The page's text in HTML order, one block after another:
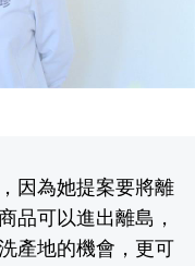
因為她提案要將離
品可以進出離島，
產地的機會，更可